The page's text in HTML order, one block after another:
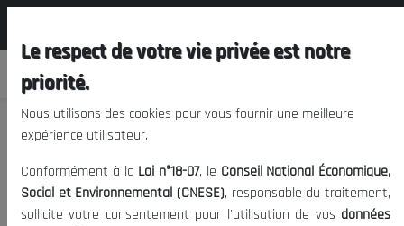
Nous vous prions de nous
excuser, mais l'accès à ce
contenu est restreint.
Le respect de votre vie privée est notre
priorité.
Nous utilisons des cookies pour vous fournir une meilleure
expérience utilisateur.
Conformément à la Loi n°18-07, le Conseil National Économique,
Social et Environnemental (CNESE), responsable du traitement,
sollicite votre consentement pour l'utilisation de vos données